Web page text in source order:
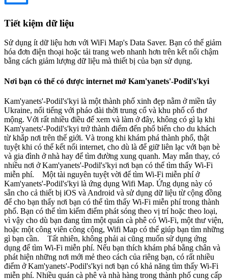
Tiết kiệm dữ liệu
Sử dụng ít dữ liệu hơn với WiFi Map's Data Saver. Bạn có thể giảm
hóa đơn điện thoại hoặc tải trang web nhanh hơn trên kết nối chậm
bằng cách giảm lượng dữ liệu mà thiết bị của bạn sử dụng.
Nơi bạn có thể có được internet mở Kam'yanets'-Podil's'kyi
Kam'yanets'-Podil's'kyi là một thành phố xinh đẹp nằm ở miền tây
Ukraine, nổi tiếng với pháo đài thời trung cổ và khu phố cổ thơ
mộng. Với rất nhiều điều để xem và làm ở đây, không có gì lạ khi
Kam'yanets'-Podil's'kyi trở thành điểm đến phổ biến cho du khách
từ khắp nơi trên thế giới. Và trong khi khám phá thành phố, thật
tuyệt khi có thể kết nối internet, cho dù là để giữ liên lạc với bạn bè
và gia đình ở nhà hay để tìm đường xung quanh. May mắn thay, có
nhiều nơi ở Kam'yanets'-Podil's'kyi nơi bạn có thể tìm thấy Wi-Fi
miễn phí. Một tài nguyên tuyệt vời để tìm Wi-Fi miễn phí ở
Kam'yanets'-Podil's'kyi là ứng dụng Wifi Map. Ứng dụng này có
sẵn cho cả thiết bị iOS và Android và sử dụng dữ liệu từ cộng đồng
để cho bạn thấy nơi bạn có thể tìm thấy Wi-Fi miễn phí trong thành
phố. Bạn có thể tìm kiếm điểm phát sóng theo vị trí hoặc theo loại,
vì vậy cho dù bạn đang tìm một quán cà phê có Wi-Fi, một thư viện,
hoặc một công viên công cộng, Wifi Map có thể giúp bạn tìm những
gì bạn cần. Tất nhiên, không phải ai cũng muốn sử dụng ứng
dụng để tìm Wi-Fi miễn phí. Nếu bạn thích khám phá bằng chân và
phát hiện những nơi mới mẻ theo cách của riêng bạn, có rất nhiều
điểm ở Kam'yanets'-Podil's'kyi nơi bạn có khả năng tìm thấy Wi-Fi
miễn phí. Nhiều quán cà phê và nhà hàng trong thành phố cung cấp